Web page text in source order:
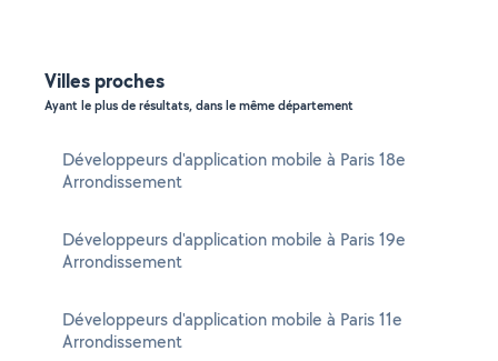
Villes proches
Ayant le plus de résultats, dans le même département
Développeurs d'application mobile à Paris 18e
Arrondissement
Développeurs d'application mobile à Paris 19e
Arrondissement
Développeurs d'application mobile à Paris 11e
Arrondissement